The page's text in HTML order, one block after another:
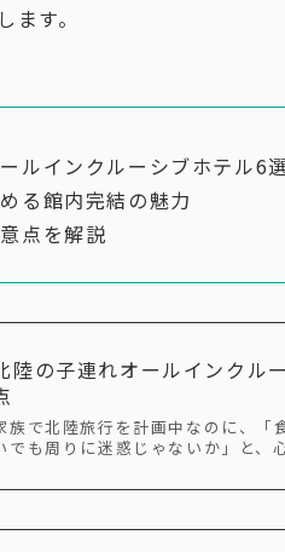
す。
ルインクルーシブホテル6
る館内完結の魅力
点を解説
陸の子連れオールインクル
族で北陸旅行を計画中なのに、「
でも周りに迷惑じゃないか」と